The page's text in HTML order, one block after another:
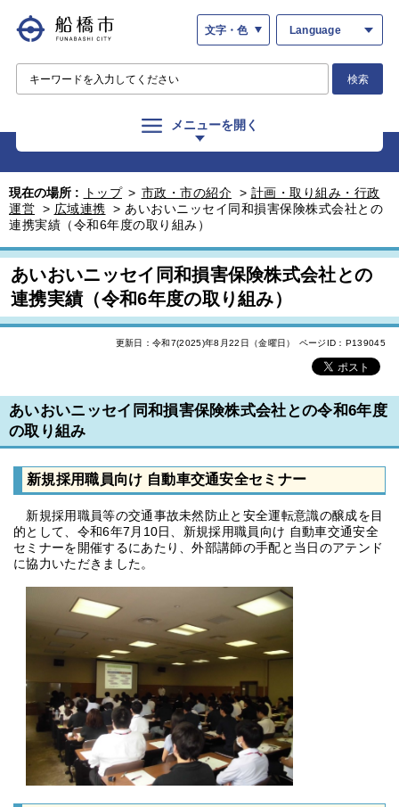
文字・色 Language
検索
メニューを開く
現在の場所 : トップ > 市政・市の紹介 > 計画・取り組み・行政
運営 > 広域連携 > あいおいニッセイ同和損害保険株式会社との
連携実績（令和6年度の取り組み）
あいおいニッセイ同和損害保険株式会社との
連携実績（令和6年度の取り組み）
更新日：令和7(2025)年8月22日（金曜日） ページID：P139045
あいおいニッセイ同和損害保険株式会社との令和6年度
の取り組み
新規採用職員向け 自動車交通安全セミナー
新規採用職員等の交通事故未然防止と安全運転意識の醸成を目
的として、令和6年7月10日、新規採用職員向け 自動車交通安全
セミナーを開催するにあたり、外部講師の手配と当日のアテンド
に協力いただきました。